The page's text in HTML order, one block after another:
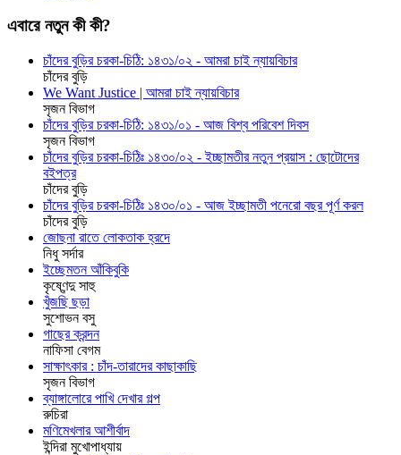
এবারে নতুন কী কী?
চাঁদের বুড়ির চরকা-চিঠি: ১৪৩১/০২ - আমরা চাই ন্যায়বিচার
চাঁদের বুড়ি
We Want Justice | আমরা চাই ন্যায়বিচার
সৃজন বিভাগ
চাঁদের বুড়ির চরকা-চিঠি: ১৪৩১/০১ - আজ বিশ্ব পরিবেশ দিবস
সৃজন বিভাগ
চাঁদের বুড়ির চরকা-চিঠিঃ ১৪৩০/০২ - ইচ্ছামতীর নতুন প্রয়াস : ছোটোদের
বইপত্র
চাঁদের বুড়ি
চাঁদের বুড়ির চরকা-চিঠিঃ ১৪৩০/০১ - আজ ইচ্ছামতী পনেরো বছর পূর্ণ করল
চাঁদের বুড়ি
জোছনা রাতে লোকতাক হ্রদে
নিধু সর্দার
ইচ্ছেমতন আঁকিবুকি
কৃষ্ণেন্দু সাহু
খুঁজছি ছড়া
সুশোভন বসু
গাছের ক্রন্দন
নাফিসা বেগম
সাক্ষাৎকার : চাঁদ-তারাদের কাছাকাছি
সৃজন বিভাগ
ব্যাঙ্গালোরে পাখি দেখার গল্প
রুচিরা
মণিমেখলার আশীর্বাদ
ইন্দিরা মুখোপাধ্যায়